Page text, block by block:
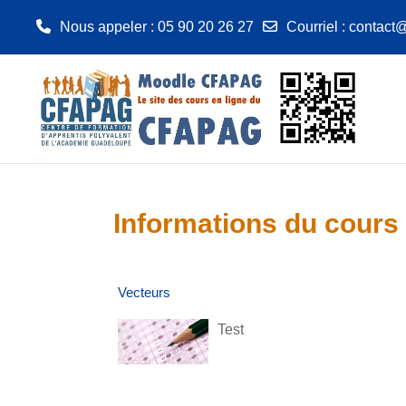
Nous appeler : 05 90 20 26 27 Courriel :
Informations du cours
Vecteurs
Test